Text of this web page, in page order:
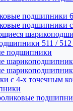
подшипники
подшипники
511 / 512
подшипники
с 4-х точечным